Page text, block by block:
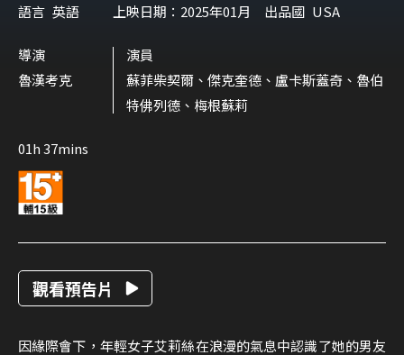
語言 英語 上映日期：2025年01月 出品國 USA
導演
魯漢考克
演員
蘇菲柴契爾、傑克奎德、盧卡斯蓋奇、魯伯
特佛列德、梅根蘇莉
01h 37mins
觀看預告片
因緣際會下，年輕女子艾莉絲在浪漫的氣息中認識了她的男友